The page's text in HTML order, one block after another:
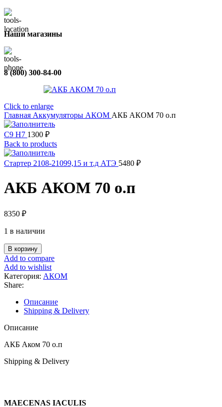
Наши магазины
8 (800) 300-84-00
Click to enlarge
Главная Аккумуляторы АКОМ АКБ АКОМ 70 о.п
C9 H7 1300 ₽
Back to products
Стартер 2108-21099,15 и т.д АТЭ 5480 ₽
АКБ АКОМ 70 о.п
8350 ₽
1 в наличии
Количество
товара
АКБ
АКОМ
70
В корзину
Add to compare
Add to wishlist
Категория: АКОМ
Share:
Описание
Shipping & Delivery
Описание
АКБ Аком 70 о.п
Shipping & Delivery
MAECENAS IACULIS